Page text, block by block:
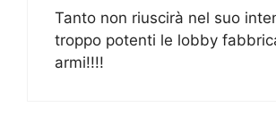
Tanto non riuscirà nel suo
troppo potenti le lobby
armi!!!!